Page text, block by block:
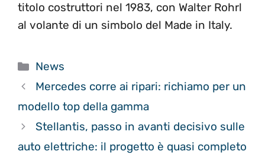
titolo costruttori nel 1983, con Walter Rohrl
al volante di un simbolo del Made in Italy.
Categorie
News
Mercedes corre ai ripari: richiamo per un
modello top della gamma
Stellantis, passo in avanti decisivo sulle
auto elettriche: il progetto è quasi completo